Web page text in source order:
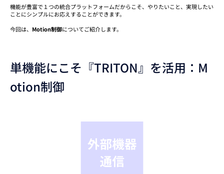
機能が豊富で１つの統合プラットフォームだからこそ、やりたいこと、実現したい
ことにシンプルにお応えすることができます。
今回は、 Motion制御についてご紹介します。
単機能にこそ『TRITON』を活用：M
otion制御